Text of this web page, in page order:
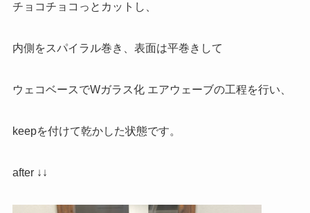
チョコチョコっとカットし、
内側をスパイラル巻き、表面は平巻きして
ウェコベースでWガラス化 エアウェーブの工程を行い、
keepを付けて乾かした状態です。
after ↓↓